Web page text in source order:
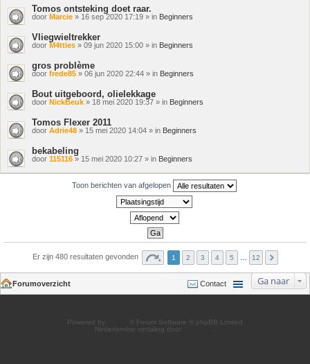
Tomos ontsteking doet raar.
door Marcie » 16 sep 2020 17:19 » in Beginners
Vliegwieltrekker
door M4tties » 09 jun 2020 15:00 » in Beginners
gros problème
door frede85 » 06 jun 2020 22:44 » in Beginners
Bout uitgeboord, olielekkage
door NickBeuk » 18 mei 2020 19:37 » in Beginners
Tomos Flexer 2011
door Adrie48 » 15 mei 2020 14:04 » in Beginners
bekabeling
door 115116» 15 mei 2020 10:27 » in Beginners
Toon berichten van afgelopen
Er zijn 480 resultaten gevonden 1 2 3 4 5 12
Ga naar
Forumoverzicht Contact
Powered by
® Forum Software © phpBB Limited
Nederlandse vertaling door